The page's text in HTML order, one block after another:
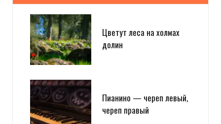
Цветут леса на холмах
долин
Пианино — череп левый,
череп правый